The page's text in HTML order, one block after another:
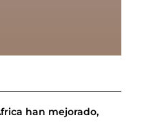
han mejorado,